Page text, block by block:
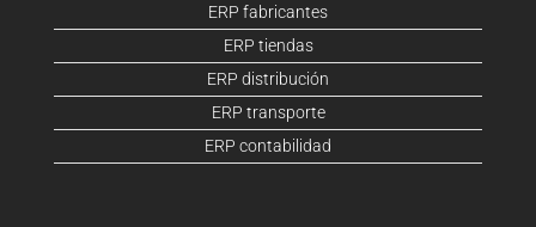
ERP fabricantes
ERP tiendas
ERP distribución
ERP transporte
ERP contabilidad